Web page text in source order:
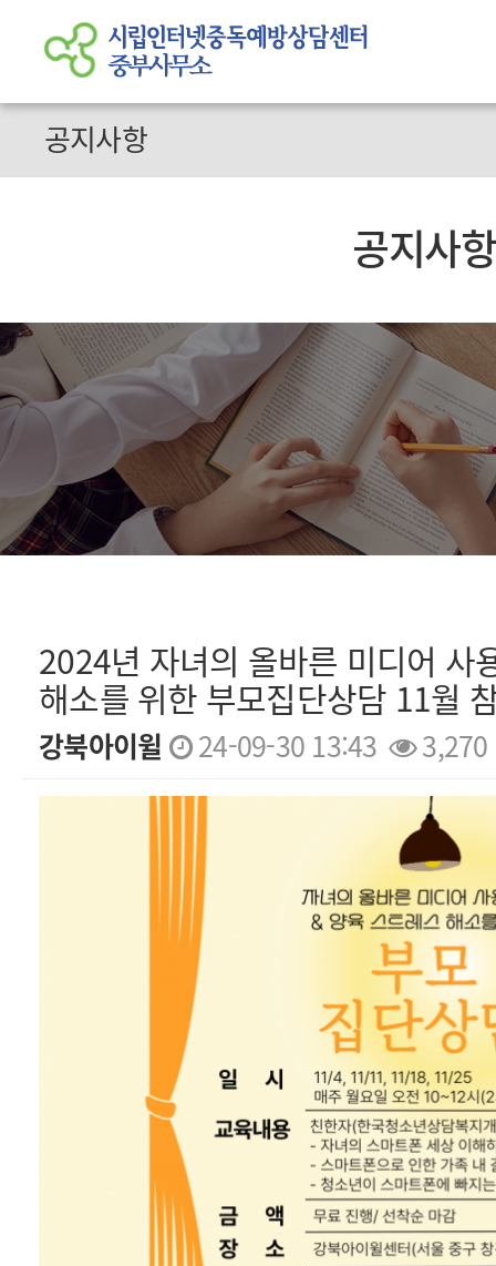
공지사항
공지사
2024년 자녀의 올바른 미디어 사
해소를 위한 부모집단상담 11월
강북아이윌 24-09-30 13:43 3,270
본문